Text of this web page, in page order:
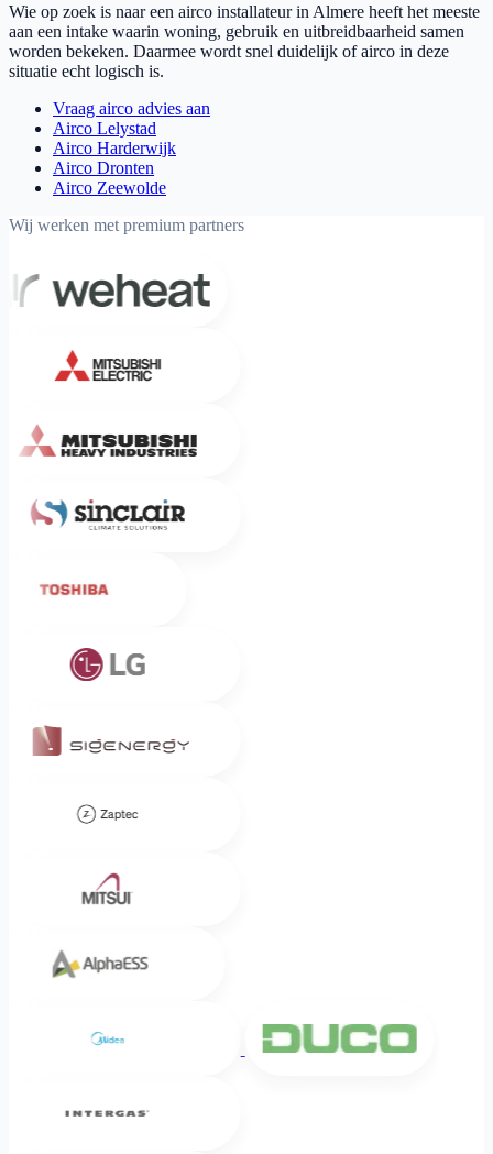
Wie op zoek is naar een airco installateur in Almere heeft het meeste
aan een intake waarin woning, gebruik en uitbreidbaarheid samen
worden bekeken. Daarmee wordt snel duidelijk of airco in deze
situatie echt logisch is.
Vraag airco advies aan
Airco Lelystad
Airco Harderwijk
Airco Dronten
Airco Zeewolde
Wij werken met premium partners